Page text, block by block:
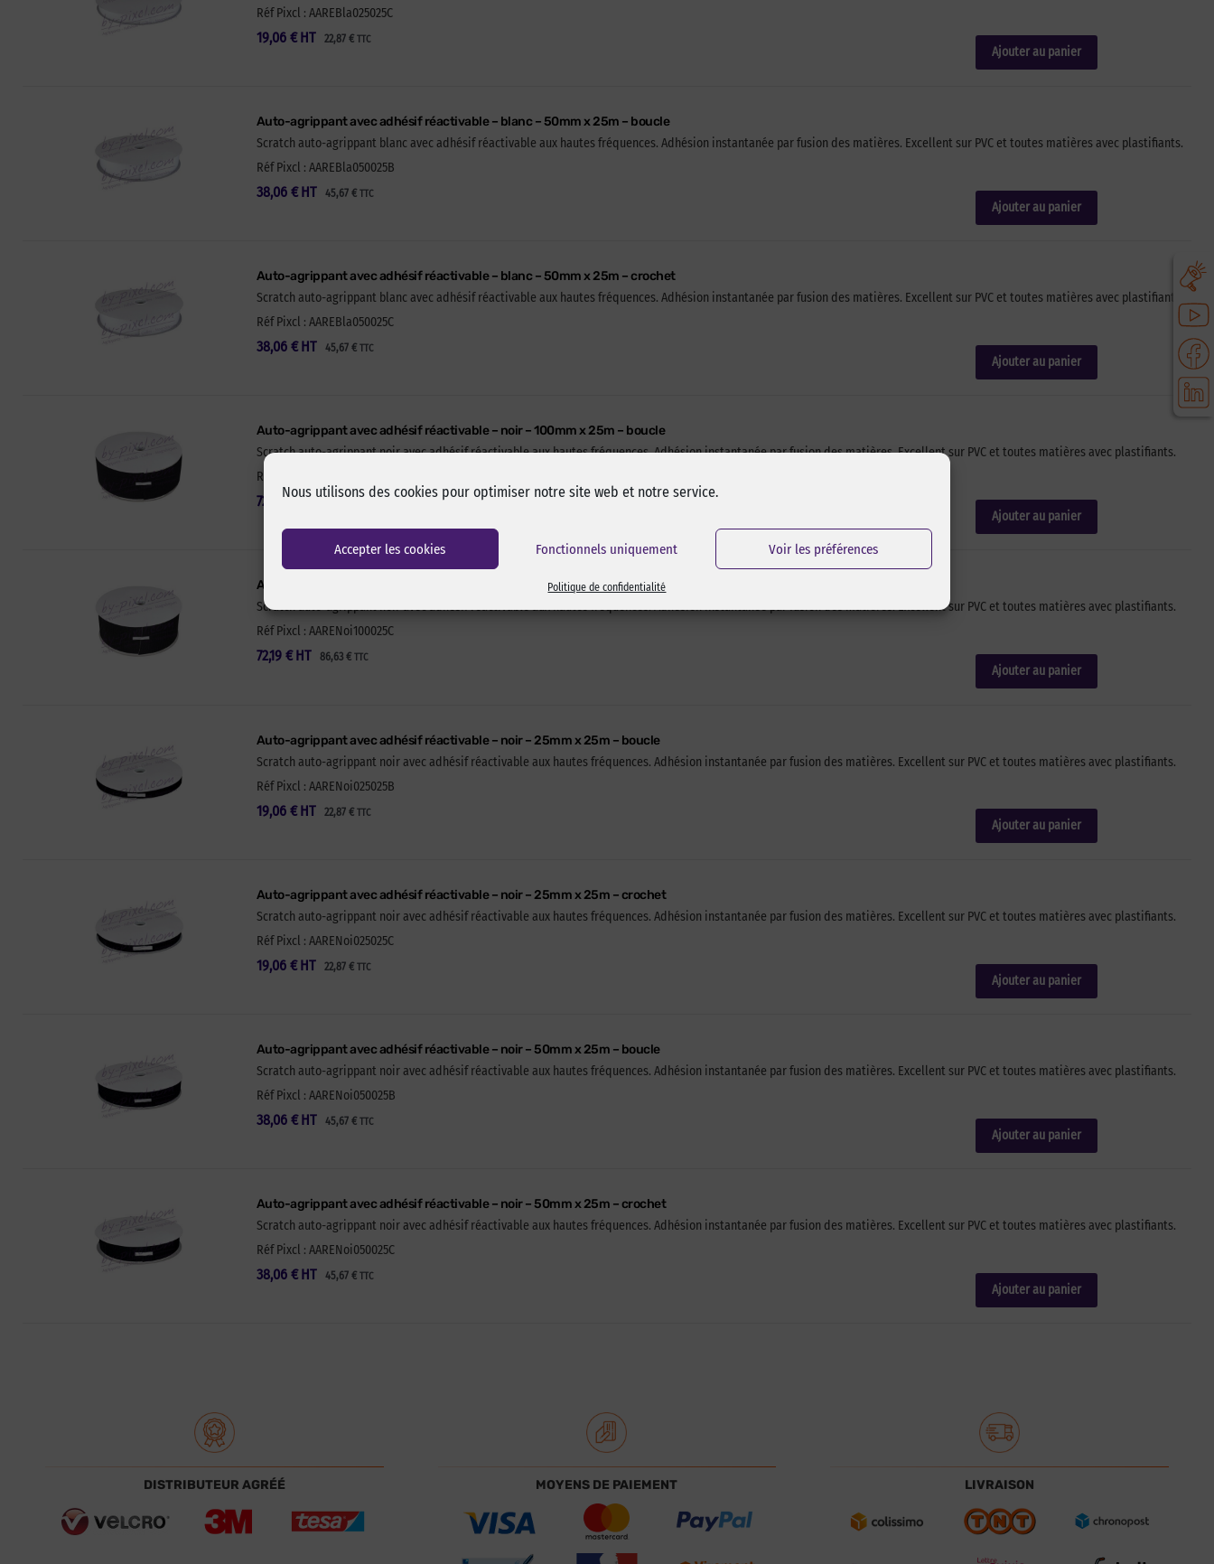
Nous utilisons des cookies pour optimiser notre site web et notre service.
Accepter les cookies Fonctionnels uniquement Voir les préférences
Politique de confidentialité
Réf Pixcl : AAREBla025025C
19,06 € 22,87 €TTC
HT
Ajouter au panier
Auto-agrippant avec adhésif réactivable – blanc – 50mm x 25m – boucle
Scratch auto-agrippant blanc avec adhésif réactivable aux hautes fréquences. Adhésion instantanée par fusion des matières. Excellent sur PVC et toutes matières avec plastifiants.
Réf Pixcl : AAREBla050025B
38,06 € 45,67 €TTC
HT
Ajouter au panier
Auto-agrippant avec adhésif réactivable – blanc – 50mm x 25m – crochet
Scratch auto-agrippant blanc avec adhésif réactivable aux hautes fréquences. Adhésion instantanée par fusion des matières. Excellent sur PVC et toutes matières avec plastifiants.
Réf Pixcl : AAREBla050025C
38,06 € 45,67 €TTC
HT
Ajouter au panier
Auto-agrippant avec adhésif réactivable – noir – 100mm x 25m – boucle
Scratch auto-agrippant noir avec adhésif réactivable aux hautes fréquences. Adhésion instantanée par fusion des matières. Excellent sur PVC et toutes matières avec plastifiants.
Réf Pixcl : AARENoi100025B
72,19€HT
Ajouter au panier
Auto-agrippant avec adhésif réactivable – noir – 100mm x 25m – crochet
Scratch auto-agrippant noir avec adhésif réactivable aux hautes fréquences. Adhésion instantanée par fusion des matières. Excellent sur PVC et toutes matières avec plastifiants.
Réf Pixcl : AARENoi100025C
72,19 € 86,63 €TTC
HT
Ajouter au panier
Auto-agrippant avec adhésif réactivable – noir – 25mm x 25m – boucle
Scratch auto-agrippant noir avec adhésif réactivable aux hautes fréquences. Adhésion instantanée par fusion des matières. Excellent sur PVC et toutes matières avec plastifiants.
Réf Pixcl : AARENoi025025B
19,06 € 22,87 €TTC
HT
Ajouter au panier
Auto-agrippant avec adhésif réactivable – noir – 25mm x 25m – crochet
Scratch auto-agrippant noir avec adhésif réactivable aux hautes fréquences. Adhésion instantanée par fusion des matières. Excellent sur PVC et toutes matières avec plastifiants.
Réf Pixcl : AARENoi025025C
19,06 € 22,87 €TTC
HT
Ajouter au panier
Auto-agrippant avec adhésif réactivable – noir – 50mm x 25m – boucle
Scratch auto-agrippant noir avec adhésif réactivable aux hautes fréquences. Adhésion instantanée par fusion des matières. Excellent sur PVC et toutes matières avec plastifiants.
Réf Pixcl : AARENoi050025B
38,06 € 45,67 €TTC
HT
Ajouter au panier
Auto-agrippant avec adhésif réactivable – noir – 50mm x 25m – crochet
Scratch auto-agrippant noir avec adhésif réactivable aux hautes fréquences. Adhésion instantanée par fusion des matières. Excellent sur PVC et toutes matières avec plastifiants.
Réf Pixcl : AARENoi050025C
38,06 € 45,67 €TTC
HT
Ajouter au panier
DISTRIBUTEUR AGRÉÉ MOYENS DE PAIEMENT LIVRAISON